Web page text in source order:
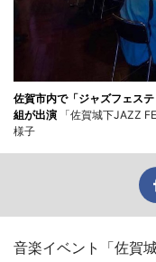
佐賀市内で「ジャズフェス
組が出演 「佐賀城下JAZZ
様子
音楽イベント「佐賀